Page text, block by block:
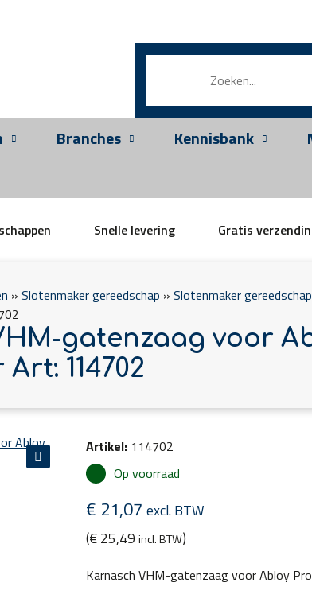
Branches Kennisbank
Snelle levering Gratis
» Slotenmaker gereedschap » Slotenmaker gereedschap
gatenzaag voor
114702
Artikel: 114702
Op voorraad
€ 21,07 excl. BTW
(€25,49 incl. BTW)
Karnasch VHM-gatenzaag voor Abloy